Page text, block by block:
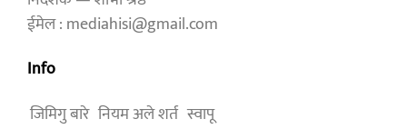
ईमेल : mediahisi@gmail.com
Info
जिमिगु बारे नियम अले शर्त स्वापू